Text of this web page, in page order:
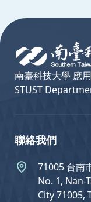
南臺科技大學 應
STUST
聯絡我們
71005 台南
No. 1, Nan-
City 71005,